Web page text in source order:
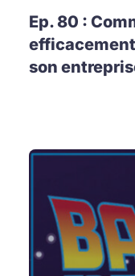
Ep. 80 :
son